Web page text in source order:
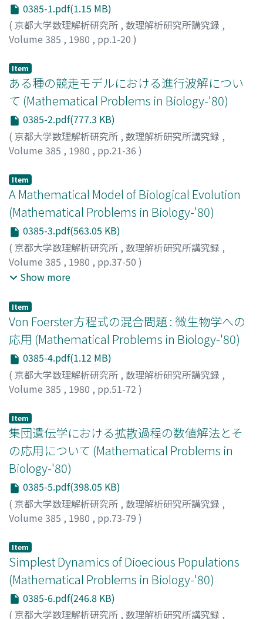
0385-1.pdf(1.15 MB)
( 京都大学数理解析研究所 , 数理解析研究所講究録 ,
Volume 385 , 1980 , pp.1-20 )
Item
ある種の競走モデルにおける進行波解につい
て (Mathematical Problems in Biology-'80)
0385-2.pdf(777.3 KB)
( 京都大学数理解析研究所 , 数理解析研究所講究録 ,
Volume 385 , 1980 , pp.21-36 )
MASAYASU
Item
A Mathematical Model of Biological Evolution
(Mathematical Problems in Biology-'80)
0385-3.pdf(563.05 KB)
( 京都大学数理解析研究所 , 数理解析研究所講究録 ,
Volume 385 , 1980 , pp.37-50 )
石井, 一成;松田, 博嗣
シゲ;
Show more
Item
Von Foerster方程式の混合問題 : 微生物学への
応用 (Mathematical Problems in Biology-'80)
0385-4.pdf(1.12 MB)
( 京都大学数理解析研究所 , 数理解析研究所講究録 ,
Volume 385 , 1980 , pp.51-72 )
HIROMI
Item
集団遺伝学における拡散過程の数値解法とそ
の応用について (Mathematical Problems in
Biology-'80)
0385-5.pdf(398.05 KB)
( 京都大学数理解析研究所 , 数理解析研究所講究録 ,
Volume 385 , 1980 , pp.73-79 )
TAKEO
Item
Simplest Dynamics of Dioecious Populations
(Mathematical Problems in Biology-'80)
0385-6.pdf(246.8 KB)
( 京都大学数理解析研究所 , 数理解析研究所講究録 ,